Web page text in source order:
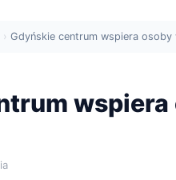
› Gdyńskie centrum wspiera